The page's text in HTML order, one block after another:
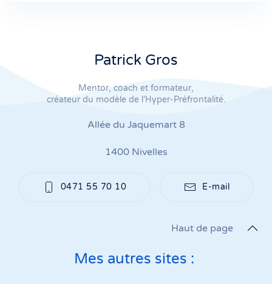
Patrick Gros
Mentor, coach et formateur,
créateur du modèle de l’Hyper-Préfrontalité.
Allée du Jaquemart 8
1400 Nivelles
0471 55 70 10 E-mail
Haut de page
Mes autres sites :